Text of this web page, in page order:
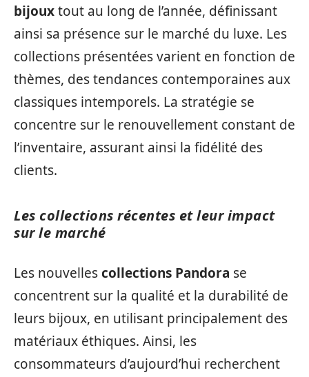
bijouxtout au long de l’année, définissant
ainsi sa présence sur le marché du luxe. Les
collections présentées varient en fonction de
thèmes, des tendances contemporaines aux
classiques intemporels. La stratégie se
concentre sur le renouvellement constant de
l’inventaire, assurant ainsi la fidélité des
clients.
Les collections récentes et leur impact
sur le marché
Les nouvellescollections Pandora se
concentrent sur la qualité et la durabilité de
leurs bijoux, en utilisant principalement des
matériaux éthiques. Ainsi, les
consommateurs d’aujourd’hui recherchent